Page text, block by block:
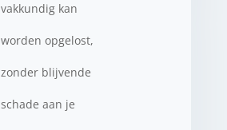
vakkundig kan
worden opgelost,
zonder blijvende
schade aan je